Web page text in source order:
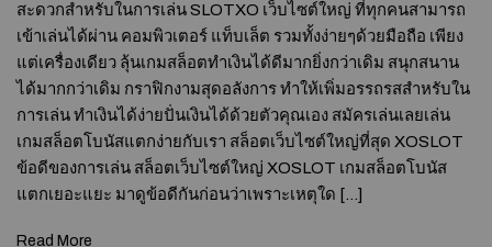
สะดวกสำหรับในการเล่น SLOTXO เว็บไซต์ใหญ่ ที่ทุกคนสามารถ
เข้าเล่นได้ผ่าน คอมพิวเตอร์ แท็บเล็ต รวมทั้งง่ายๆด้วยมือถือ เพียง
แต่เครื่องเดียว ลุ้นเกมสล็อตทำเงินได้ดีมากยิ่งกว่าเดิม สนุกสนาน
ได้มากกว่าเดิม กราฟิกงามสุดอลังการ ทำให้เพิ่มอรรถรสสำหรับใน
การเล่น ทำเงินได้ง่ายปั่นเงินได้ด้วยตัวคุณเอง สมัครเล่นเลยเล่น
เกมสล็อตโบนัสแตกง่ายกับเรา สล็อตเว็บไซต์ใหญ่ที่สุด XOSLOT
ข้อดีของการเล่น สล็อตเว็บไซต์ใหญ่ XOSLOT เกมสล็อตโบนัส
แตกเยอะแยะ มาดูข้อดีกันก่อนว่าเพราะเหตุใด […]
Read More